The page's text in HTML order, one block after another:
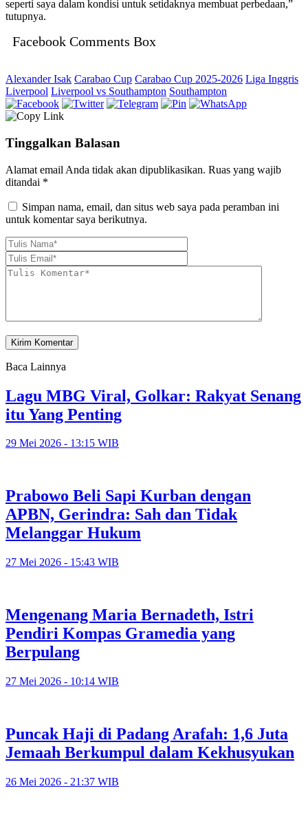
seperti saya dalam kondisi untuk setidaknya membuat perbedaan,”
tutupnya.
Facebook Comments Box
Alexander Isak Carabao Cup Carabao Cup 2025-2026 Liga Inggris
Liverpool Liverpool vs Southampton Southampton
Tinggalkan Balasan
Alamat email Anda tidak akan dipublikasikan. Ruas yang wajib
ditandai *
Simpan nama, email, dan situs web saya pada peramban ini
untuk komentar saya berikutnya.
Baca Lainnya
Lagu MBG Viral, Golkar: Rakyat Senang
itu Yang Penting
29 Mei 2026 - 13:15 WIB
Prabowo Beli Sapi Kurban dengan
APBN, Gerindra: Sah dan Tidak
Melanggar Hukum
27 Mei 2026 - 15:43 WIB
Mengenang Maria Bernadeth, Istri
Pendiri Kompas Gramedia yang
Berpulang
27 Mei 2026 - 10:14 WIB
Puncak Haji di Padang Arafah: 1,6 Juta
Jemaah Berkumpul dalam Kekhusyukan
26 Mei 2026 - 21:37 WIB